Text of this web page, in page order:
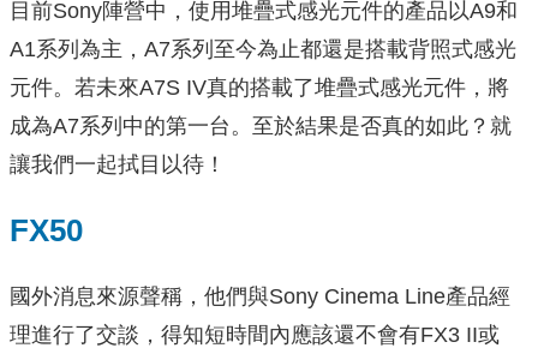
目前Sony陣營中，使用堆疊式感光元件的產品以A9和
A1系列為主，A7系列至今為止都還是搭載背照式感光
元件。若未來A7S IV真的搭載了堆疊式感光元件，將
成為A7系列中的第一台。至於結果是否真的如此？就
讓我們一起拭目以待！
FX50
國外消息來源聲稱，他們與Sony Cinema Line產品經
理進行了交談，得知短時間內應該還不會有FX3 II或